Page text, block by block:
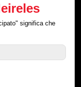
significa che